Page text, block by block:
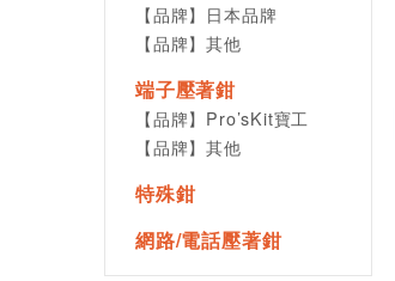
【品牌】日本品牌
【品牌】其他
端子壓著鉗
【品牌】Pro’sKit寶工
【品牌】其他
特殊鉗
網路/電話壓著鉗